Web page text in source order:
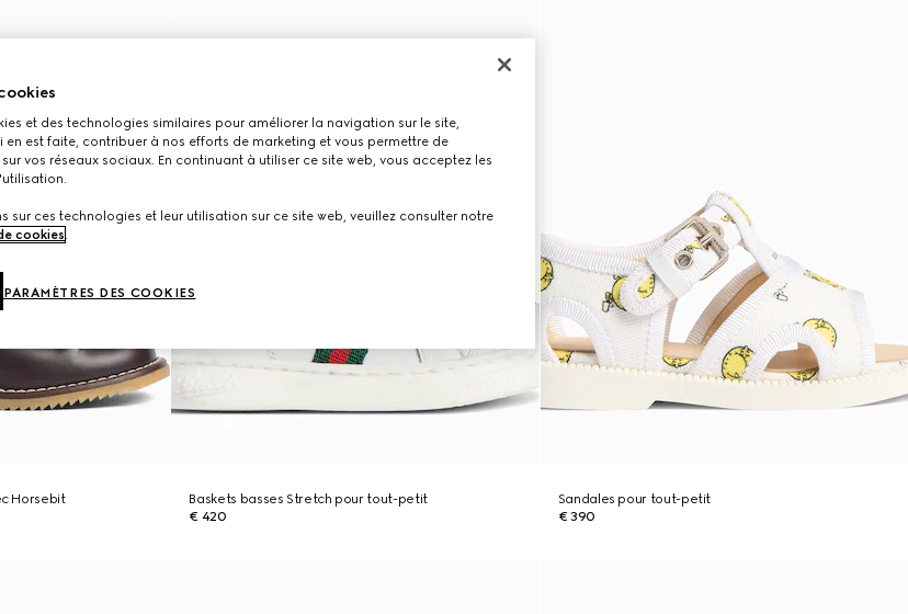
Horsebit
Baskets basses Stretch pour tout-petit
€ 420
Sandales pour tout-petit
€ 390
et des technologies similaires pour améliorer la navigation sur le site,
en est faite, contribuer à nos efforts de marketing et vous permettre de
vos réseaux sociaux. En continuant à utiliser ce site web, vous acceptez les
sur ces technologies et leur utilisation sur ce site web, veuillez consulter notre
cookies.
PARAMÈTRES DES COOKIES